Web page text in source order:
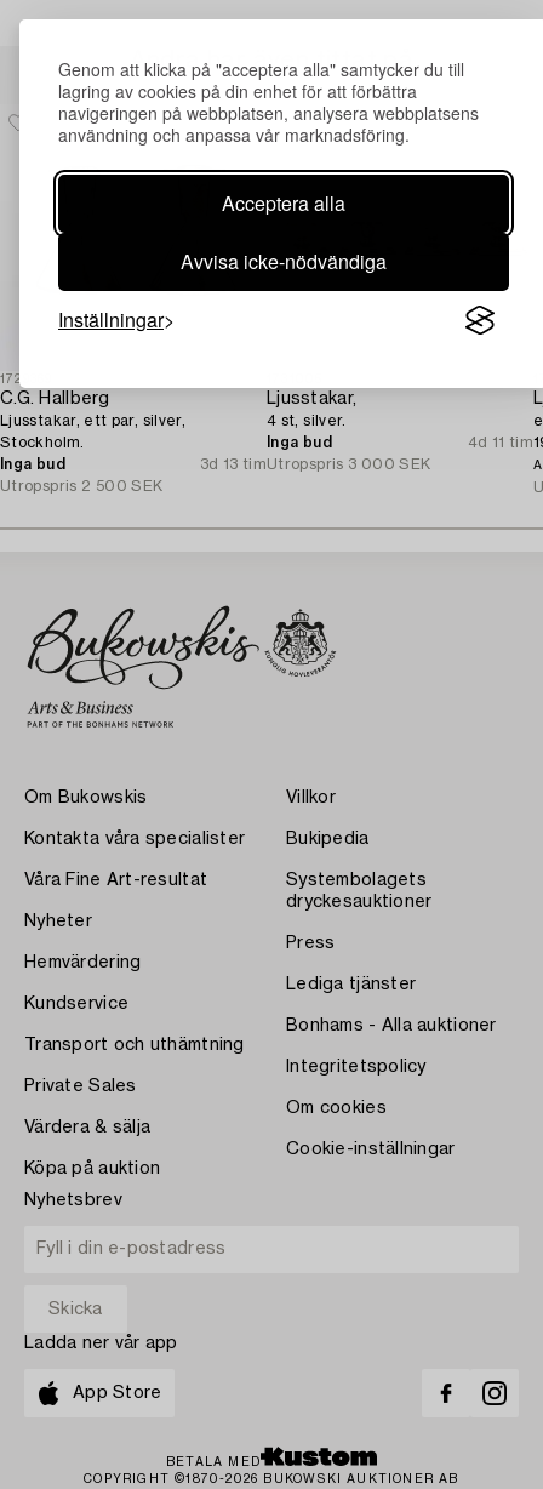
Genom att klicka på "acceptera alla" samtycker du till
lagring av cookies på din enhet för att förbättra
navigeringen på webbplatsen, analysera webbplatsens
användning och anpassa vår marknadsföring.
Acceptera alla
Avvisa icke-nödvändiga
Inställningar
Andra har även tittat på
1729369
C.G. Hallberg
Ljusstakar, ett par, silver,
Stockholm.
Inga bud
3d 13 tim
Utropspris 2 500 SEK
Ljusstakar,
4 st, silver.
Inga bud
4d 11 tim
Utropspris 3 000 SEK
Om Bukowskis
Kontakta våra specialister
Våra Fine Art-resultat
Nyheter
Hemvärdering
Kundservice
Transport och uthämtning
Private Sales
Värdera & sälja
Köpa på auktion
Villkor
Bukipedia
Systembolagets
dryckesauktioner
Press
Lediga tjänster
Bonhams - Alla auktioner
Integritetspolicy
Om cookies
Cookie-inställningar
Nyhetsbrev
Ladda ner vår app
App Store
BETALA MED
COPYRIGHT ©1870-2026 BUKOWSKI AUKTIONER AB